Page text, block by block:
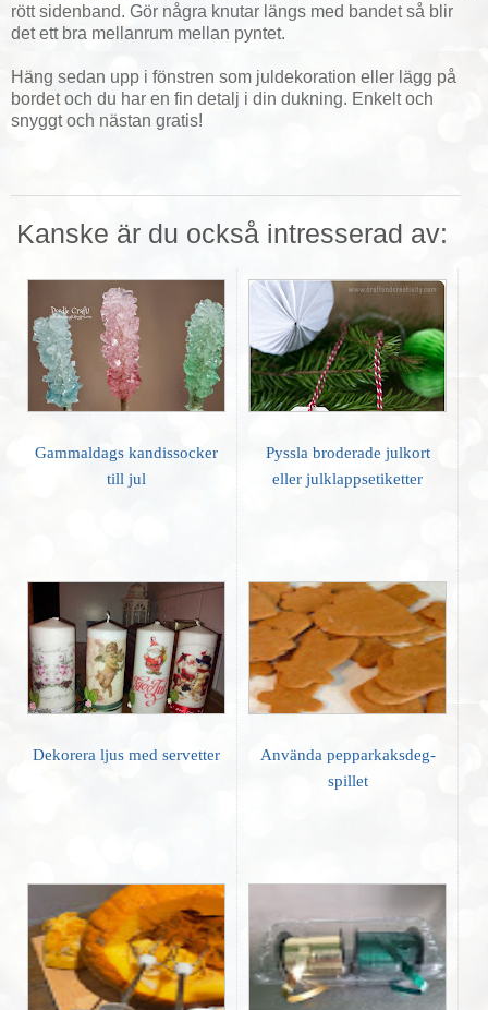
rött sidenband. Gör några knutar längs med bandet så blir
det ett bra mellanrum mellan pyntet.
Häng sedan upp i fönstren som juldekoration eller lägg på
bordet och du har en fin detalj i din dukning. Enkelt och
snyggt och nästan gratis!
Kanske är du också intresserad av:
Gammaldags kandissocker
till jul
Pyssla broderade julkort
eller julklappsetiketter
Dekorera ljus med servetter
Använda pepparkaksdeg-
spillet